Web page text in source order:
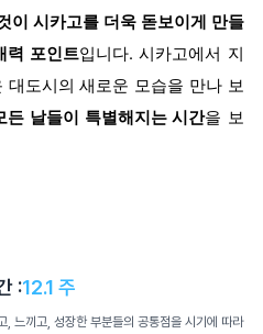
이 시카고를 더욱 돋보이게 만들
력 포인트입니다. 시카고에서 지
도시의 새로운 모습을 만나 보
든 날들이 특별해지는 시간을 보
:12.1 주
, 느끼고, 성장한 부분들의 공통점을 시기에 따라